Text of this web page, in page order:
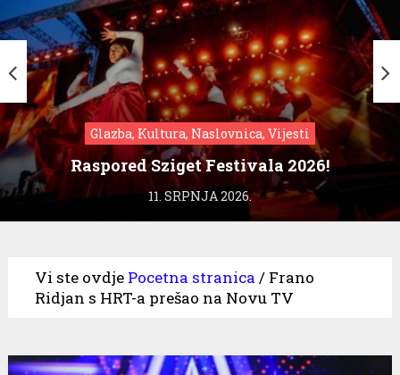
Glazba, Kultura, Naslovnica, Vijesti
Raspored Sziget Festivala 2026!
11. SRPNJA 2026.
Vi ste ovdje Pocetna stranica / Frano
Ridjan s HRT-a prešao na Novu TV